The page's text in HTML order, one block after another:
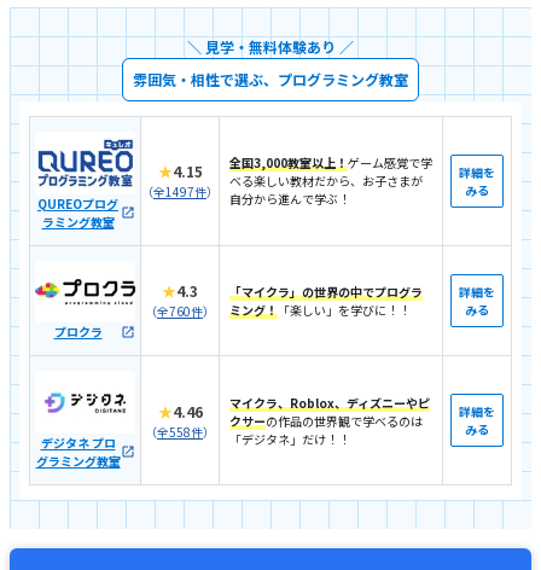
＼ 見学・無料体験あり ／
雰囲気・相性で選ぶ、プログラミング教室
QUREOプログ
ラミング教室
★4.15
（全1497件）
全国3,000教室以上！ゲーム感覚で学
べる楽しい教材だから、お子さまが
自分から進んで学ぶ！
詳細を
みる
プロクラ
★4.3
（全760件）
「マイクラ」の世界の中でプログラ
ミング！
「楽しい」を学びに！！
詳細を
みる
デジタネ プロ
グラミング教室
★4.46
（全558件）
マイクラ、Roblox、ディズニーやピ
クサーの作品の世界観で学べるのは
「デジタネ」だけ！！
詳細を
みる